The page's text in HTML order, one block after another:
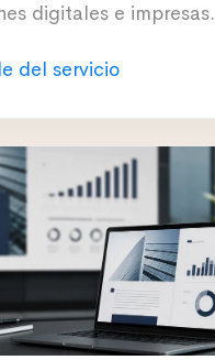
digitales e impresas.
del servicio